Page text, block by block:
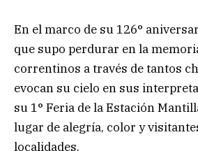
En el marco de su 126°
que supo perdurar en la
correntinos a través de tantos
evocan su cielo en sus
su 1° Feria de la Estación
lugar de alegría, color y
localidades.